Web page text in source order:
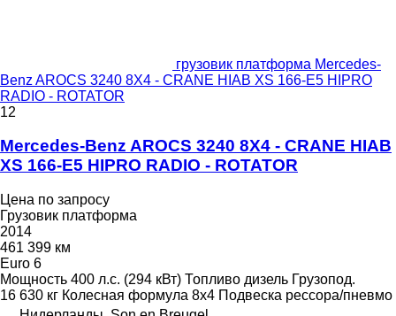
грузовик платформа Mercedes-
Benz AROCS 3240 8X4 - CRANE HIAB XS 166-E5 HIPRO
RADIO - ROTATOR
12
Mercedes-Benz AROCS 3240 8X4 - CRANE HIAB
XS 166-E5 HIPRO RADIO - ROTATOR
Цена по запросу
Грузовик платформа
2014
461 399 км
Euro 6
Мощность 400 л.с. (294 кВт) Топливо дизель Грузопод.
16 630 кг Колесная формула 8x4 Подвеска рессора/пневмо